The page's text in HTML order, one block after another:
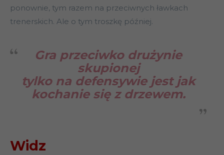
ponownie, tym razem na przeciwnych ławkach
trenerskich. Ale o tym troszkę później.
Gra przeciwko drużynie
skupionej
tylko na defensywie jest jak
kochanie się z drzewem.
Widz